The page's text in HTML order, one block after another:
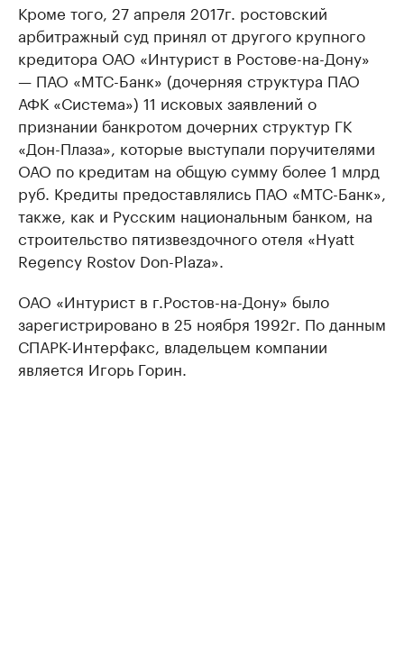
Кроме того, 27 апреля 2017г. ростовский
арбитражный суд принял от другого крупного
кредитора ОАО «Интурист в Ростове-на-Дону»
— ПАО «МТС-Банк» (дочерняя структура ПАО
АФК «Система») 11 исковых заявлений о
признании банкротом дочерних структур ГК
«Дон-Плаза», которые выступали поручителями
ОАО по кредитам на общую сумму более 1 млрд
руб. Кредиты предоставлялись ПАО «МТС-Банк»,
также, как и Русским национальным банком, на
строительство пятизвездочного отеля «Hyatt
Regency Rostov Don-Plaza».
ОАО «Интурист в г.Ростов-на-Дону» было
зарегистрировано в 25 ноября 1992г. По данным
СПАРК-Интерфакс, владельцем компании
является Игорь Горин.